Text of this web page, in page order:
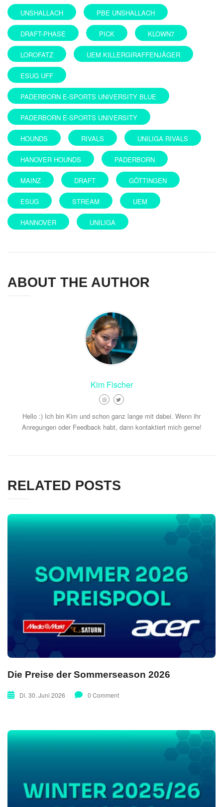
UNSHALLACH PBE UNSHALLACH
DRAFT-PHASE PICK KLOWN7
LOROFATZ UEM KILLERGIRAFFENJÄGER
ESUG UFF
PADERBORN E-SPORTS UNIVERSITY BLUE
PADERBORN E-SPORTS UNIVERSITY
HOUNDS RIVALS UNILIGA RIVALS
HANOVER HOUNDS PADERBORN
MAINZ DRAFT GÖTTINGEN
ESUG STREAM UEM
HANNOVER UNILIGA
ABOUT THE AUTHOR
Kim Fischer
Hello :) Ich bin Kim und schon ganz lange mit dabei. Wenn ihr
Anregungen oder Feedback habt, dann kontaktiert mich gerne!
RELATED POSTS
Die Preise der Sommerseason 2026
Di. 30. Juni 2026 0 Comment